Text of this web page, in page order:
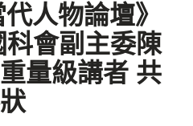
人物論壇》
會副主委陳
量級講者 共